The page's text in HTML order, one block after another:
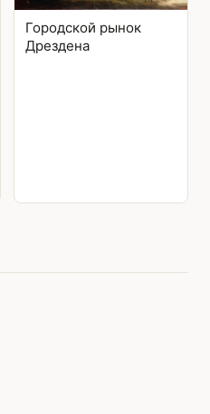
Городской рынок
Дрездена